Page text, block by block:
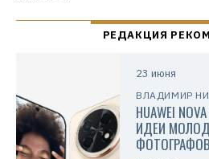
23 июня
ВЛАДИМИР
HUAWEI
ИДЕИ
ФОТОГРАФОВ